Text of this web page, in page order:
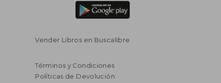
Vender Libros en Buscalibre
Términos y Condiciones
Políticas de Devolución